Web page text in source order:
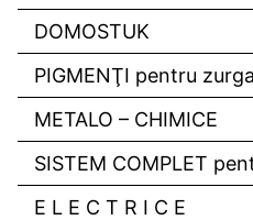
DOMOSTUK
PIGMENŢI pentru
METALO – CHIMICE
SISTEM COMPLET
E L E C T R I C E